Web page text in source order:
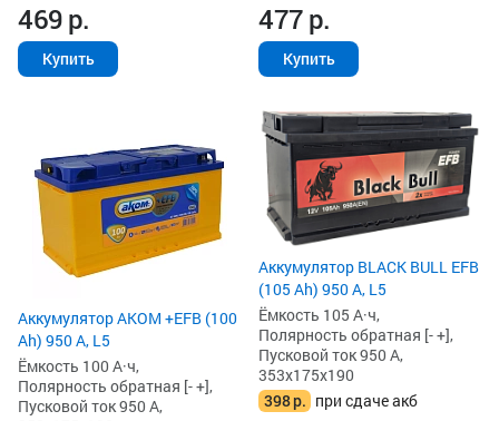
469р.
Купить
477р.
Купить
Аккумулятор AKOM +EFB (100
Ah) 950 А, L5
Ёмкость 100 А·ч,
Полярность обратная [- +],
Пусковой ток 950 А,
Аккумулятор BLACK BULL EFB
(105 Ah) 950 А, L5
Ёмкость 105 А·ч,
Полярность обратная [- +],
Пусковой ток 950 А,
353x175x190
398р. при сдаче акб